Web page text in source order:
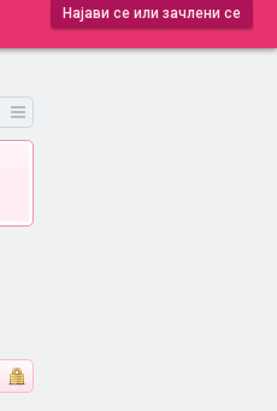
Најави се или зачлени се